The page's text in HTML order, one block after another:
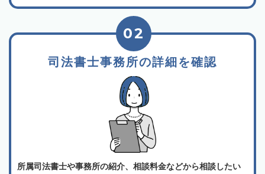
司法書士事務所の詳細を確認
02
所属司法書士や事務所の紹介、相談料金などから相談したい